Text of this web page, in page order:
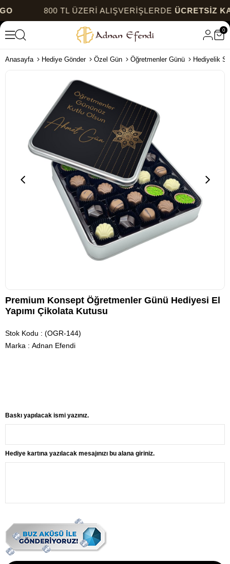
800 TL ÜZERİ ALIŞVERİŞLERDEÜCRETSİZ
0
Anasayfa Hediye Gönder Özel Gün Öğretmenler Günü Hediyelik
Premium Konsept Öğretmenler Günü Hediyesi El
Yapımı Çikolata Kutusu
Stok Kodu
(OGR-144)
Marka : Adnan Efendi
Baskı yapılacak ismi yazınız.
Hediye kartına yazılacak mesajınızı bu alana giriniz.